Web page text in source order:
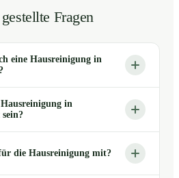
Fragen
eine Hausreinigung in
in
die Hausreinigung mit?